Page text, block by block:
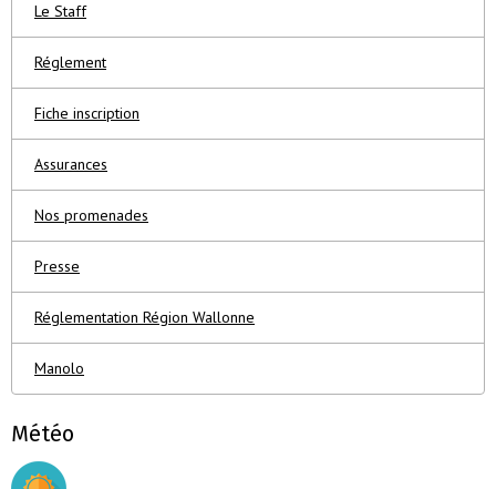
Le Staff
Réglement
Fiche inscription
Assurances
Nos promenades
Presse
Réglementation Région Wallonne
Manolo
Météo